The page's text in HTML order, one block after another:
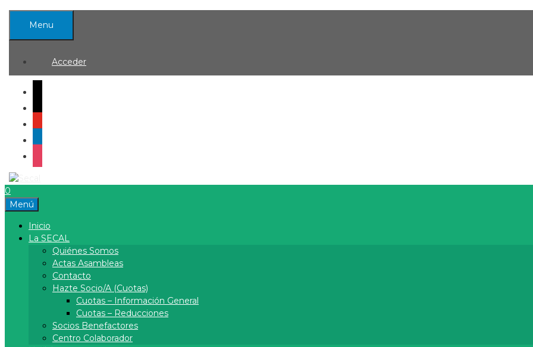
Saltar
Menu
Acceder
0
Menú
Inicio
La SECAL
Quiénes Somos
Actas Asambleas
Contacto
Hazte Socio/a (cuotas)
Cuotas – Información General
Cuotas – Reducciones
Socios Benefactores
Centro Colaborador